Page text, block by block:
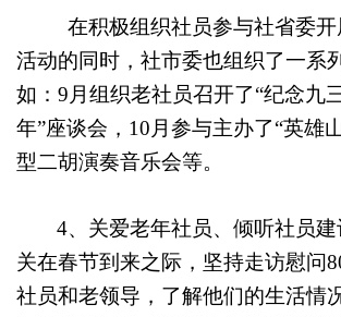
在积极组织社员参与社省委
活动的同时，社市委也组织了一系
如： 9 月组织老社员召开了“纪念九
年”座谈会， 10 月参与主办了“英雄
型二胡演奏音乐会等。
4、关爱老年社员、倾听社员
关在春节到来之际，坚持走访慰问
社员和老领导，了解他们的生活情